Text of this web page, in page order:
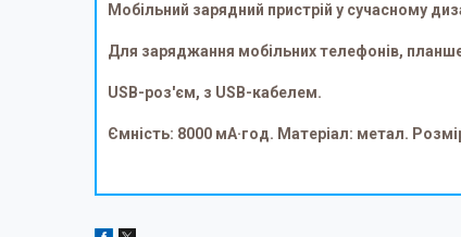
Мобільний зарядний пристрій у сучасному
Для заряджання мобільних телефонів,
USB-роз'єм, з USB-кабелем.
Ємність: 8000 мА·год. Матеріал: метал.